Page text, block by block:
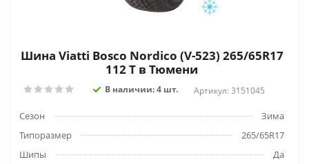
Шина Viatti Bosco Nordico (V-523) 265/65R17
112 T в Тюмени
В наличии: 4 шт. Артикул: 3151045
Сезон
Зима
Типоразмер
265/65R17
Шипы
Да